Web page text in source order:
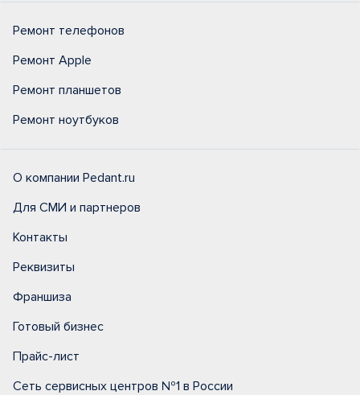
Ремонт телефонов
Ремонт Apple
Ремонт планшетов
Ремонт ноутбуков
О компании Pedant.ru
Для СМИ и партнеров
Контакты
Реквизиты
Франшиза
Готовый бизнес
Прайс-лист
Сеть сервисных центров №1 в России